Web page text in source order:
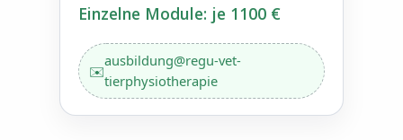
Einzelne Module: je 1100 €
ausbildung@regu-vet-
tierphysiotherapie